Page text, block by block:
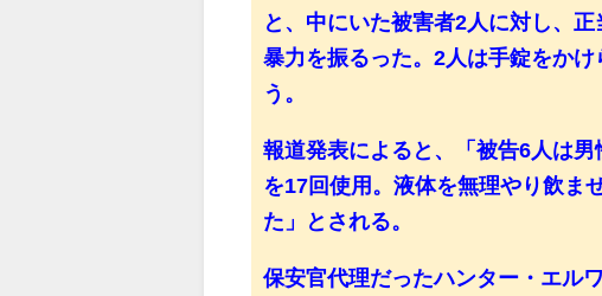
と、中にいた被害者2人に対し、
暴力を振るった。2人は手錠をか
う。
報道発表によると、「被告6人は
を17回使用。液体を無理やり飲ま
た」とされる。
保安官代理だったハンター・エル